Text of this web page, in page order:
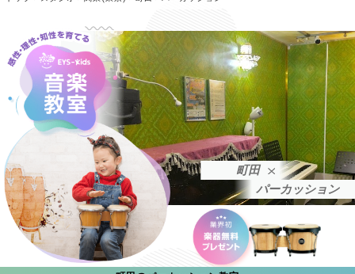
町田
パーカッション